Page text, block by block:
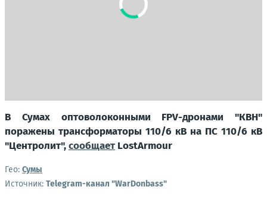
В Сумах оптоволоконными FPV-дронами "КВН"
поражены трансформаторы 110/6 кВ на ПС 110/6 кВ
"Центролит",сообщает LostArmour
Гео: Сумы
Источник: Telegram-канал "WarDonbass"